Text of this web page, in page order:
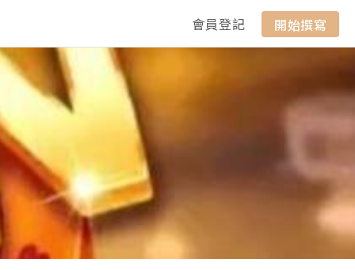
會員登記 開始撰寫